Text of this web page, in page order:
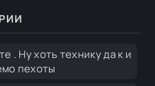
. Ну хоть технику да к и
пехоты